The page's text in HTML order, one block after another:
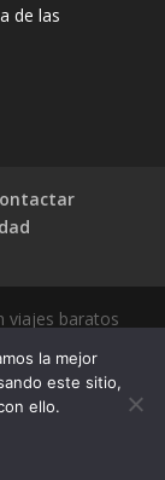
de las
viajes baratos
la mejor
este sitio,
ello.